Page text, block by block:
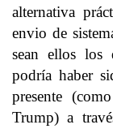
alternativa
envio de
sean ellos los
podría haber
presente
Trump) a